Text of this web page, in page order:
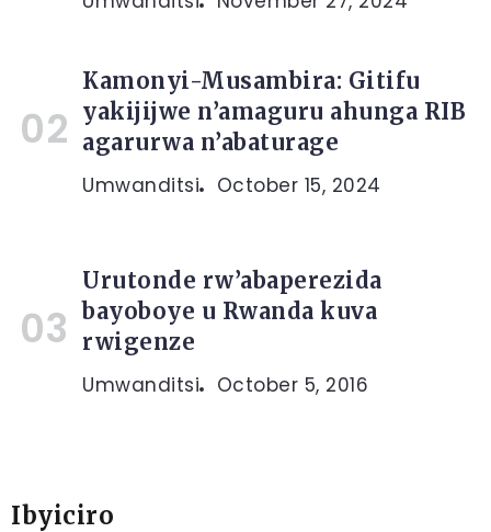
Kamonyi-Musambira: Gitifu
yakijijwe n’amaguru ahunga RIB
agarurwa n’abaturage
Umwanditsi October 15, 2024
Urutonde rw’abaperezida
bayoboye u Rwanda kuva
rwigenze
Umwanditsi October 5, 2016
Ibyiciro